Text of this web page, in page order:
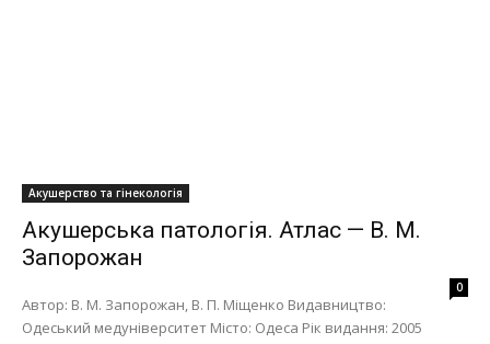
Акушерство та гінекологія
Акушерська патологія. Атлас — В. М.
Запорожан
0
Автор: В. М. Запорожан, В. П. Міщенко Видавництво:
Одеський медуніверситет Місто: Одеса Рік видання: 2005